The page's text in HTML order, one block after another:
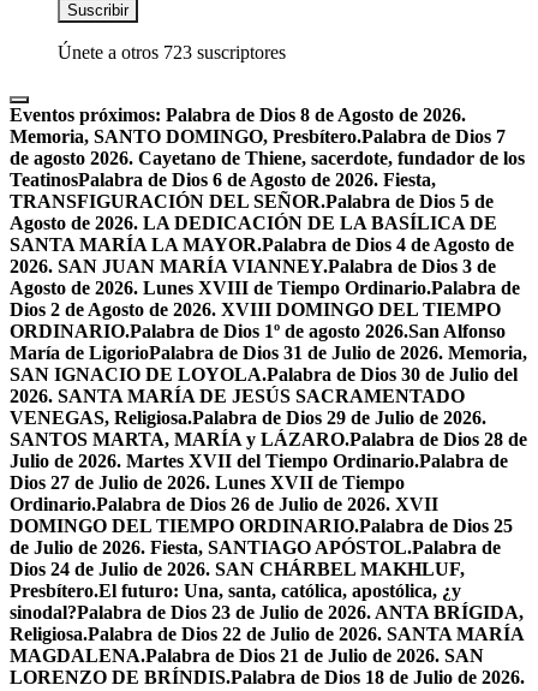
email
Suscribir
Únete a otros 723 suscriptores
Eventos próximos: Palabra de Dios 8 de Agosto de 2026.
Memoria, SANTO DOMINGO, Presbítero.Palabra de Dios 7
de agosto 2026. Cayetano de Thiene, sacerdote, fundador de los
TeatinosPalabra de Dios 6 de Agosto de 2026. Fiesta,
TRANSFIGURACIÓN DEL SEÑOR.Palabra de Dios 5 de
Agosto de 2026. LA DEDICACIÓN DE LA BASÍLICA DE
SANTA MARÍA LA MAYOR.Palabra de Dios 4 de Agosto de
2026. SAN JUAN MARÍA VIANNEY.Palabra de Dios 3 de
Agosto de 2026. Lunes XVIII de Tiempo Ordinario.Palabra de
Dios 2 de Agosto de 2026. XVIII DOMINGO DEL TIEMPO
ORDINARIO.Palabra de Dios 1º de agosto 2026.San Alfonso
María de LigorioPalabra de Dios 31 de Julio de 2026. Memoria,
SAN IGNACIO DE LOYOLA.Palabra de Dios 30 de Julio del
2026. SANTA MARÍA DE JESÚS SACRAMENTADO
VENEGAS, Religiosa.Palabra de Dios 29 de Julio de 2026.
SANTOS MARTA, MARÍA y LÁZARO.Palabra de Dios 28 de
Julio de 2026. Martes XVII del Tiempo Ordinario.Palabra de
Dios 27 de Julio de 2026. Lunes XVII de Tiempo
Ordinario.Palabra de Dios 26 de Julio de 2026. XVII
DOMINGO DEL TIEMPO ORDINARIO.Palabra de Dios 25
de Julio de 2026. Fiesta, SANTIAGO APÓSTOL.Palabra de
Dios 24 de Julio de 2026. SAN CHÁRBEL MAKHLUF,
Presbítero.El futuro: Una, santa, católica, apostólica, ¿y
sinodal?Palabra de Dios 23 de Julio de 2026. ANTA BRÍGIDA,
Religiosa.Palabra de Dios 22 de Julio de 2026. SANTA MARÍA
MAGDALENA.Palabra de Dios 21 de Julio de 2026. SAN
LORENZO DE BRÍNDIS.Palabra de Dios 18 de Julio de 2026.